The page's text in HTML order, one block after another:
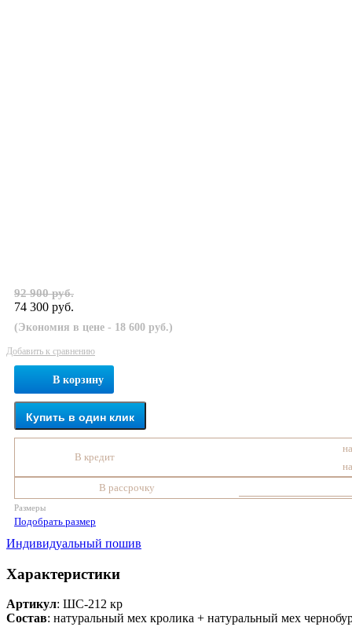
92 900 руб.
74 300 руб.
(Экономия в цене - 18 600 руб.)
Добавить к сравнению
В корзину
Купить в один клик
В кредит
В рассрочку
Размеры
Подобрать размер
Индивидуальный пошив
Характеристики
Артикул: ШС-212 кр
Состав: натуральный мех кролика + натуральный мех